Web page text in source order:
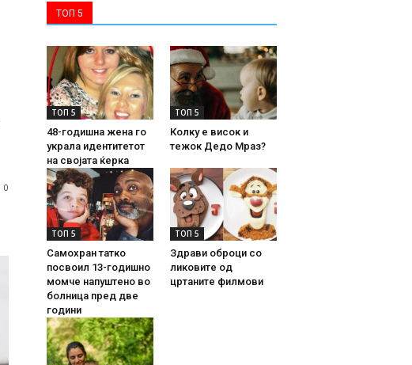
0
ТОП 5
ТОП 5
48-годишна жена го
украла идентитетот
на својата ќерка
ТОП 5
Колку е висок и
тежок Дедо Мраз?
ТОП 5
Самохран татко
посвоил 13-годишно
момче напуштено во
болница пред две
години
ТОП 5
Здрави оброци со
ликовите од
цртаните филмови